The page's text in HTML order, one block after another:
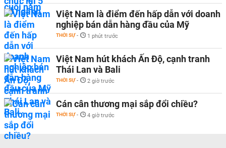
Việt Nam là điểm đến hấp dẫn với doanh
nghiệp bán dẫn hàng đầu của Mỹ
THỜI SỰ - 1 phút trước
Việt Nam hút khách Ấn Độ, cạnh tranh
Thái Lan và Bali
THỜI SỰ - 2 giờ trước
Cán cân thương mại sắp đổi chiều?
THỜI SỰ - 4 giờ trước